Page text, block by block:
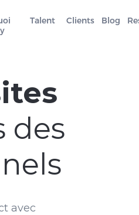
Talent Clients Blog
des
avec